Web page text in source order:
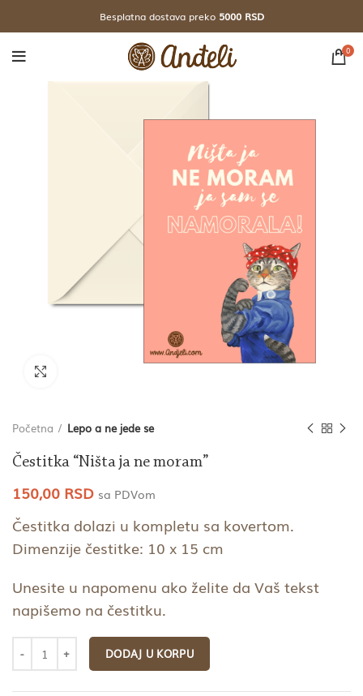
Besplatna dostava preko5000 RSD
0
Početna Lepo a ne jede se
Čestitka “Ništa ja ne moram”
150,00 RSD sa PDVom
Čestitka dolazi u kompletu sa kovertom.
Dimenzije čestitke: 10 x 15 cm
Unesite u napomenu ako želite da Vaš tekst
napišemo na čestitku.
DODAJ U KORPU